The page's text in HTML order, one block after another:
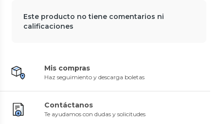
Este producto no tiene comentarios ni
calificaciones
Mis compras
Haz seguimiento y descarga boletas
Contáctanos
Te ayudamos con dudas y solicitudes